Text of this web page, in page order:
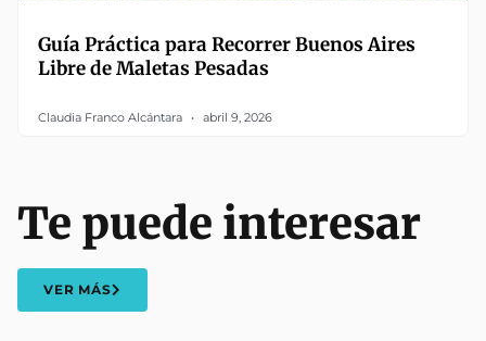
Guía Práctica para Recorrer Buenos Aires
Libre de Maletas Pesadas
Claudia Franco Alcántara abril 9, 2026
Te puede interesar
VER MÁS